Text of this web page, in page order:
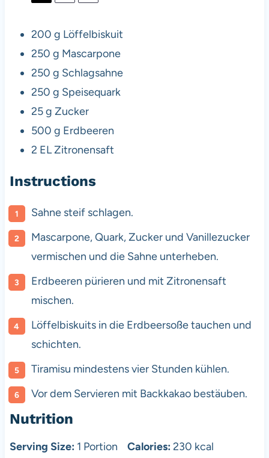
200 g Löffelbiskuit
250 g Mascarpone
250 g Schlagsahne
250 g Speisequark
25 g Zucker
500 g Erdbeeren
2 EL Zitronensaft
Instructions
Sahne steif schlagen.
Mascarpone, Quark, Zucker und Vanillezucker
vermischen und die Sahne unterheben.
Erdbeeren pürieren und mit Zitronensaft
mischen.
Löffelbiskuits in die Erdbeersoße tauchen und
schichten.
Tiramisu mindestens vier Stunden kühlen.
Vor dem Servieren mit Backkakao bestäuben.
Nutrition
Serving Size: 1 Portion Calories: 230 kcal